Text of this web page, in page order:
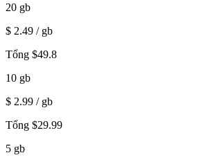
20 gb
$ 2.49 / gb
Tổng $49.8
10 gb
$ 2.99 / gb
Tổng $29.99
5 gb